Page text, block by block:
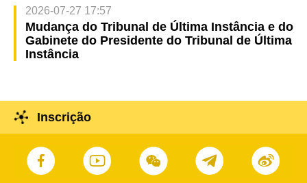
2026-07-27 17:57
Mudança do Tribunal de Última Instância e do
Gabinete do Presidente do Tribunal de Última
Instância
Inscrição